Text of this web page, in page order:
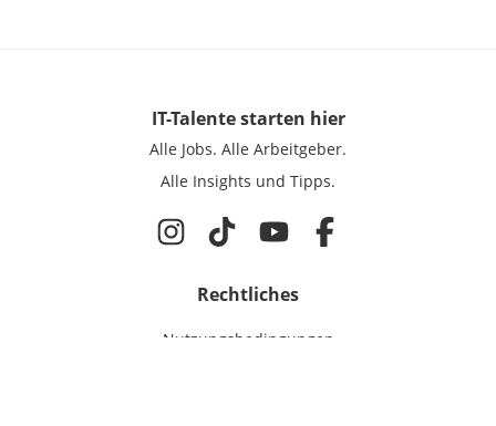
IT-Talentestarten hier
Alle Jobs. Alle Arbeitgeber.
Alle Insights und Tipps.
Rechtliches
Nutzungsbedingungen